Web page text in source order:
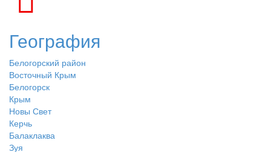
География
Белогорский район
Восточный Крым
Белогорск
Крым
Новы Свет
Керчь
Балаклаква
Зуя